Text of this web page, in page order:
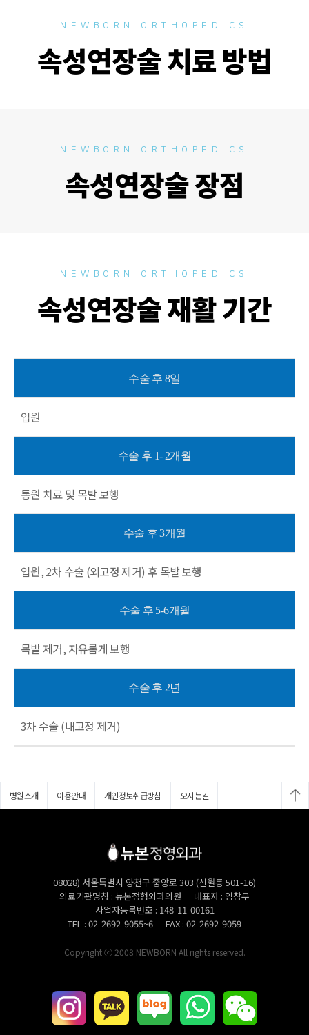
NEWBORN ORTHOPEDICS
속성연장술 치료 방법
NEWBORN ORTHOPEDICS
속성연장술 장점
NEWBORN ORTHOPEDICS
속성연장술 재활 기간
수술 후 8일
입원
수술 후 1- 2개월
통원 치료 및 목발 보행
수술 후 3개월
입원, 2차 수술 (외고정 제거) 후 목발 보행
수술 후 5-6개월
목발 제거, 자유롭게 보행
수술 후 2년
3차 수술 (내고정 제거)
병원소개 이용안내 개인정보취급방침 오시는길
08028) 서울특별시 양천구 중앙로 303 (신월동 501-16)
의료기관명칭 뉴본정형외과의원 대표자 임창무
사업자등록번호 148-11-00161
TEL 02-2692-9055~6 FAX 02-2692-9059
Copyright ⓒ 2008 NEWBORN All rights reserved.